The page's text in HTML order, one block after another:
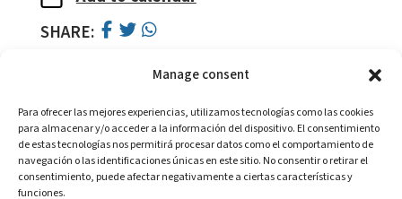
Manage consent
Para ofrecer las mejores experiencias, utilizamos tecnologías como las cookies
para almacenar y/o acceder a la información del dispositivo. El consentimiento
de estas tecnologías nos permitirá procesar datos como el comportamiento de
navegación o las identificaciones únicas en este sitio. No consentir o retirar el
consentimiento, puede afectar negativamente a ciertas características y
funciones.
SHARE:
With the collaboration of: